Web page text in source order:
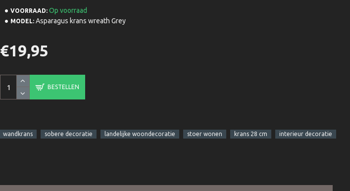
VOORRAAD: Op voorraad
MODEL: Asparagus krans wreath Grey
€19,95
BESTELLEN
wandkrans sobere decoratie landelijke woondecoratie stoer wonen krans 28 cm interieur decoratie